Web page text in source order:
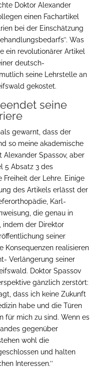
Doktor Alexander
einen Fachartikel
bei der Einschätzung
Was
ein revolutionärer Artikel
deutsch-
seine Lehrstelle an
gekostet.
seine
gewarnt, dass der
so meine akademische
Alexander Spassov, aber
5 Absatz 3 des
der Lehre. Einige
des Artikels erlässt der
Karl-
die genau in
indem der Direktor
seiner
Konsequenzen realisieren
Verlängerung seiner
Doktor Spassov
gänzlich zerstört:
dass ich keine Zukunft
habe und die Türen
für mich zu sind. Wenn es
gegenüber
wohl die
und halten
Interessen.’’